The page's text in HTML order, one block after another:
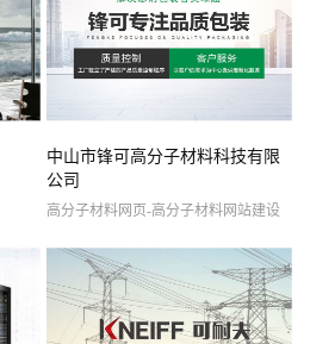
中山市锋可高分子材料科技有限
公司
高分子材料网页-高分子材料网站建设